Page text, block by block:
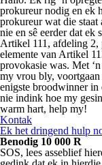
prokureur nodig en ek
prokureur wat die staat
nie en sê eerder dat
Artikel 111, afdeling 2,
elemente van Artikel
provokasie was. Met
my vrou bly,
enigste broodwinner in
nie indink hoe my
warm hart, help my!
Kontak
Ek het dringend hulp
Benodig 10 000 R
SOS, lees asseblief